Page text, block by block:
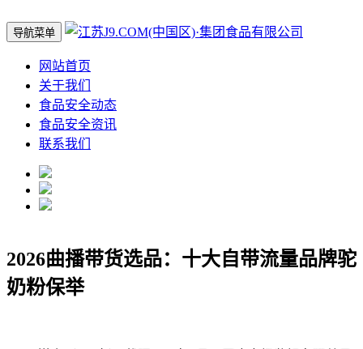
导航菜单
网站首页
关于我们
食品安全动态
食品安全资讯
联系我们
2026曲播带货选品：十大自带流量品牌驼
奶粉保举